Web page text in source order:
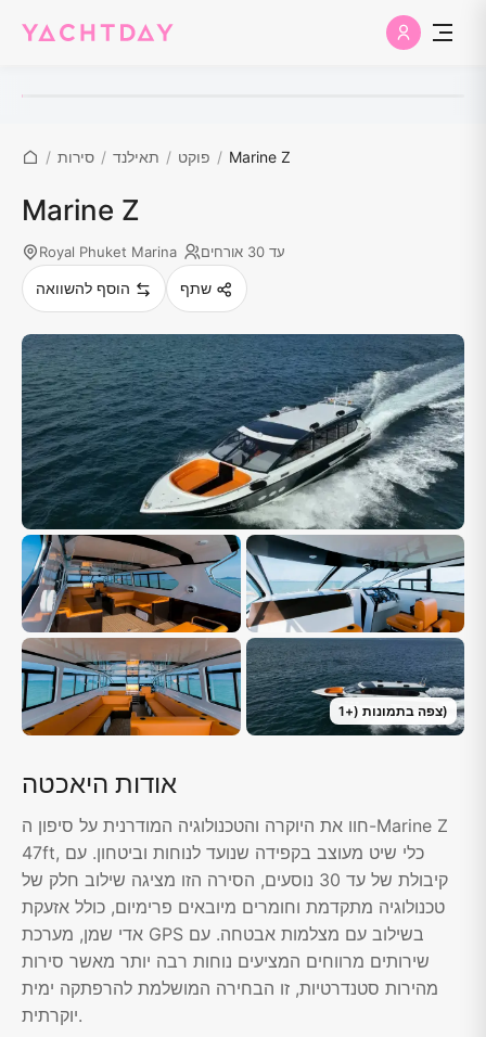
/ סירות / תאילנד / פוקט / Marine Z
Marine Z
Royal Phuket Marina עד 30 אורחים
הוסף להשוואה שתף
צפה בתמונות (+
1 )
אודות היאכטה
חוו את היוקרה והטכנולוגיה המודרנית על סיפון ה-Marine Z
47ft, כלי שיט מעוצב בקפידה שנועד לנוחות וביטחון. עם
קיבולת של עד 30 נוסעים, הסירה הזו מציגה שילוב חלק של
טכנולוגיה מתקדמת וחומרים מיובאים פרימיום, כולל אזעקת
אדי שמן, מערכת GPS בשילוב עם מצלמות אבטחה. עם
שירותים מרווחים המציעים נוחות רבה יותר מאשר סירות
מהירות סטנדרטיות, זו הבחירה המושלמת להרפתקה ימית
יוקרתית.